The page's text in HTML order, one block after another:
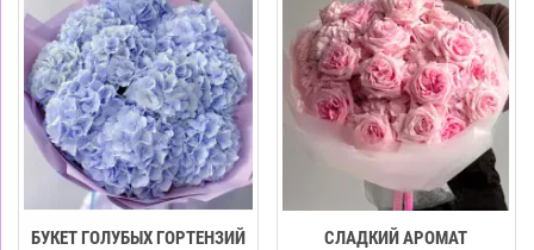
БУКЕТ ГОЛУБЫХ ГОРТЕНЗИЙ СЛАДКИЙ АРОМАТ